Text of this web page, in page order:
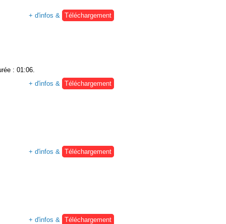
+ d'infos & Téléchargement
: 01:06.
+ d'infos & Téléchargement
+ d'infos & Téléchargement
+ d'infos &
Téléchargement